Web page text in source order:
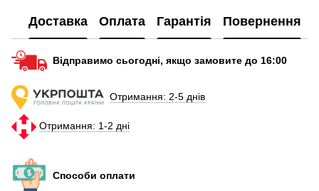
Доставка Оплата Гарантія Повернення
Відправимо сьогодні, якщо замовите до 16:00
Отримання: 2-5 днів
Отримання: 1-2 дні
Способи оплати